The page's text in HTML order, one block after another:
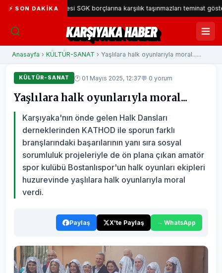
⚡ SON DAKIKA
Belediyesi SGK borçlarına karşılık taşınmazları teminat gösterecek
KARŞIYAKA HABER
Anasayfa › KÜLTÜR-SANAT › Yaşlılara halk oyunlarıyla moral......
KÜLTÜR-SANAT 🕐 01 Mayıs 2025, 12:37💬 0 yorum
Yaşlılara halk oyunlarıyla moral...
Karşıyaka'nın önde gelen Halk Dansları
derneklerinden KATHOD ile sporun farklı
branşlarındaki başarılarının yanı sıra sosyal
sorumluluk projeleriyle de ön plana çıkan amatör
spor kulübü Bostanlıspor'un halk oyunları ekipleri
huzurevinde yaşlılara halk oyunlarıyla moral
verdi.
Paylaş X'te Paylaş WhatsApp